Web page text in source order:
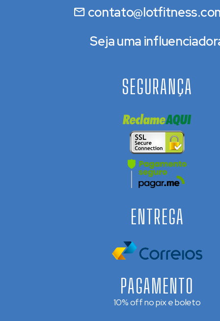
Seja uma
PAGAMENTO
10% off no pix e boleto
ENTREGA
SEGURANÇA